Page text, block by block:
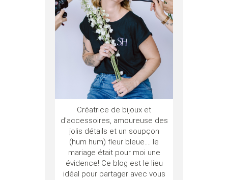
Créatrice de bijoux et
d'accessoires, amoureuse des
jolis détails et un soupçon
(hum hum) fleur bleue.... le
mariage était pour moi une
évidence! Ce blog est le lieu
idéal pour partager avec vous